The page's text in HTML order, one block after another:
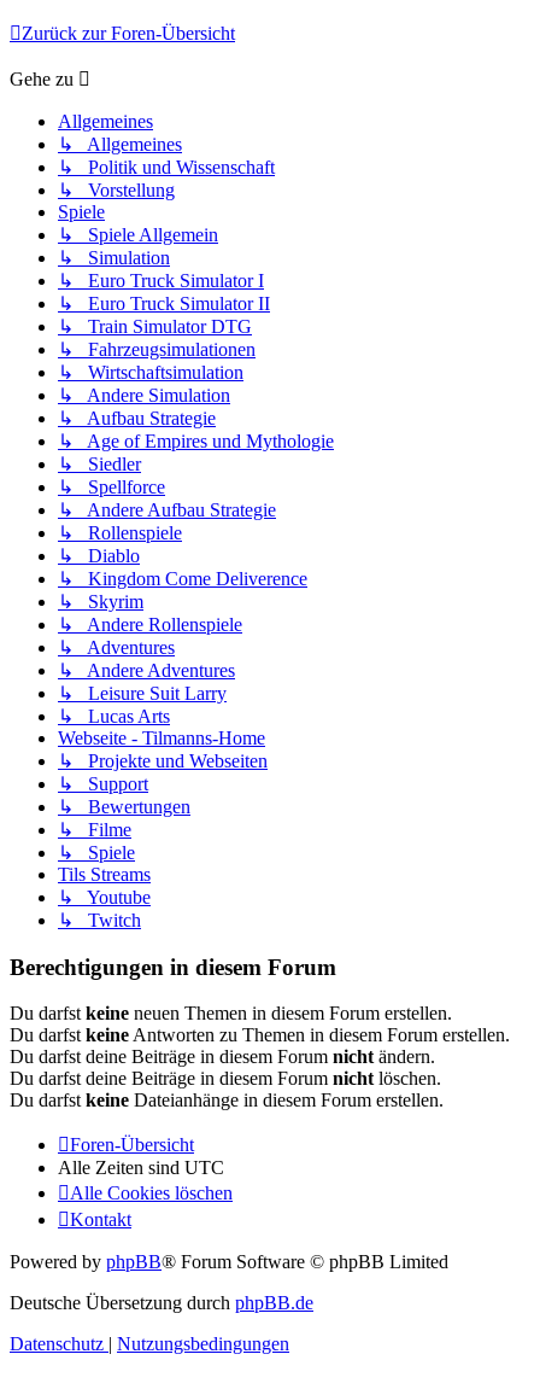
Zurück zur Foren-Übersicht
Gehe zu
Allgemeines
↳ Allgemeines
↳ Politik und Wissenschaft
↳ Vorstellung
Spiele
↳ Spiele Allgemein
↳ Simulation
↳ Euro Truck Simulator I
↳ Euro Truck Simulator II
↳ Train Simulator DTG
↳ Fahrzeugsimulationen
↳ Wirtschaftsimulation
↳ Andere Simulation
↳ Aufbau Strategie
↳ Age of Empires und Mythologie
↳ Siedler
↳ Spellforce
↳ Andere Aufbau Strategie
↳ Rollenspiele
↳ Diablo
↳ Kingdom Come Deliverence
↳ Skyrim
↳ Andere Rollenspiele
↳ Adventures
↳ Andere Adventures
↳ Leisure Suit Larry
↳ Lucas Arts
Webseite - Tilmanns-Home
↳ Projekte und Webseiten
↳ Support
↳ Bewertungen
↳ Filme
↳ Spiele
Tils Streams
↳ Youtube
↳ Twitch
Berechtigungen in diesem Forum
Du darfst keine neuen Themen in diesem Forum erstellen.
Du darfst keine Antworten zu Themen in diesem Forum erstellen.
Du darfst deine Beiträge in diesem Forum nicht ändern.
Du darfst deine Beiträge in diesem Forum nicht löschen.
Du darfst keine Dateianhänge in diesem Forum erstellen.
Foren-Übersicht
Alle Zeiten sind UTC
Alle Cookies löschen
Kontakt
Powered by phpBB® Forum Software © phpBB Limited
Deutsche Übersetzung durch phpBB.de
Datenschutz | Nutzungsbedingungen